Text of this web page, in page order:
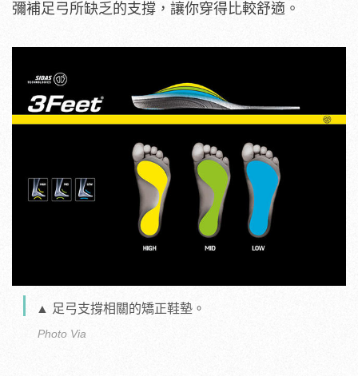
彌補足弓所缺乏的支撐，讓你穿得比較舒適。
▲ 足弓支撐相關的矯正鞋墊。
Photo Via